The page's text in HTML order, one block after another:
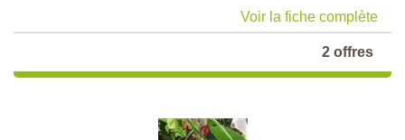
Voir la fiche complète
2 offres